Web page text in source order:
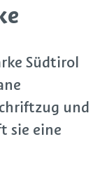
Südtirol
und
sie eine